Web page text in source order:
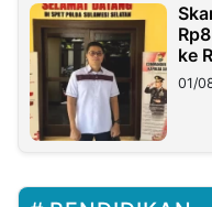
ke
01/